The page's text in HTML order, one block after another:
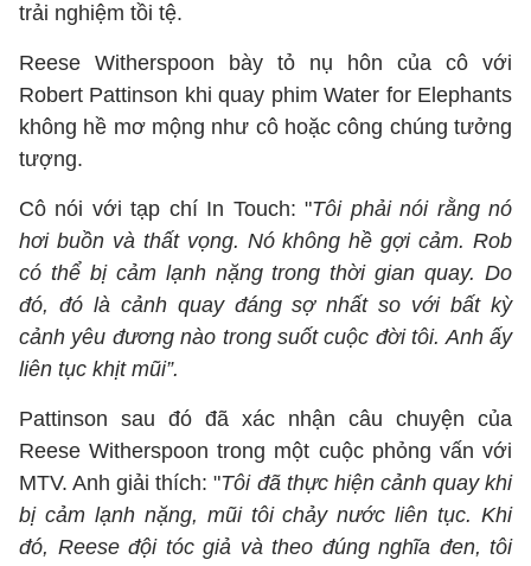
trải nghiệm tồi tệ.
Reese Witherspoon bày tỏ nụ hôn của cô với
Robert Pattinson khi quay phim Water for Elephants
không hề mơ mộng như cô hoặc công chúng tưởng
tượng.
Cô nói với tạp chí In Touch: "Tôi phải nói rằng nó
hơi buồn và thất vọng. Nó không hề gợi cảm. Rob
có thể bị cảm lạnh nặng trong thời gian quay. Do
đó, đó là cảnh quay đáng sợ nhất so với bất kỳ
cảnh yêu đương nào trong suốt cuộc đời tôi. Anh ấy
liên tục khịt mũi”.
Pattinson sau đó đã xác nhận câu chuyện của
Reese Witherspoon trong một cuộc phỏng vấn với
MTV. Anh giải thích: "Tôi đã thực hiện cảnh quay khi
bị cảm lạnh nặng, mũi tôi chảy nước liên tục. Khi
đó, Reese đội tóc giả và theo đúng nghĩa đen, tôi